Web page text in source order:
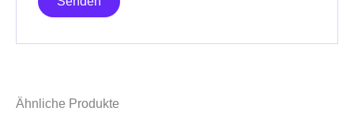
Ähnliche Produkte